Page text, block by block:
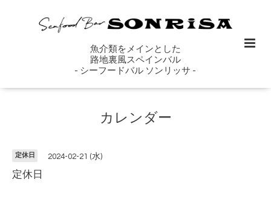
魚介類をメインとした
路地裏風スペインバル
- シーフードバル ソンリッサ -
カレンダー
定休日 2024-02-21 (水)
定休日